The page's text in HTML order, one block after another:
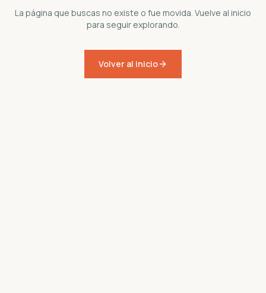
La página que buscas no existe o fue movida. Vuelve al inicio
para seguir explorando.
Volver al inicio